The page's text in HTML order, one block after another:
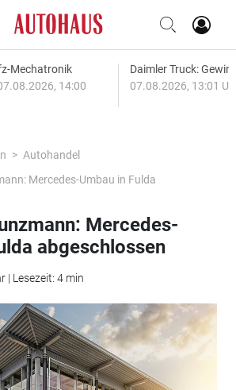
Mechatronik
14:00
Daimler Truck:
07.08.2026, 13:01
Autohandel
Mercedes-Umbau in Fulda
Mercedes-
abgeschlossen
| Lesezeit: 4 min